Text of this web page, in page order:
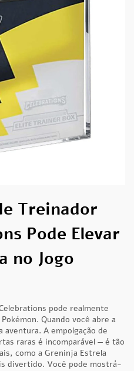
Treinador
Pode Elevar
no Jogo
pode realmente
Quando você abre a
aventura. A empolgação de
raras é incomparável — é tão
como a Greninja Estrela
divertido. Você pode mostrá-